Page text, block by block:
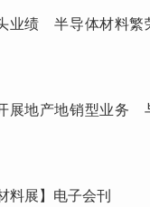
业绩 半导体材料
地产地销型业务
料展】电子会刊